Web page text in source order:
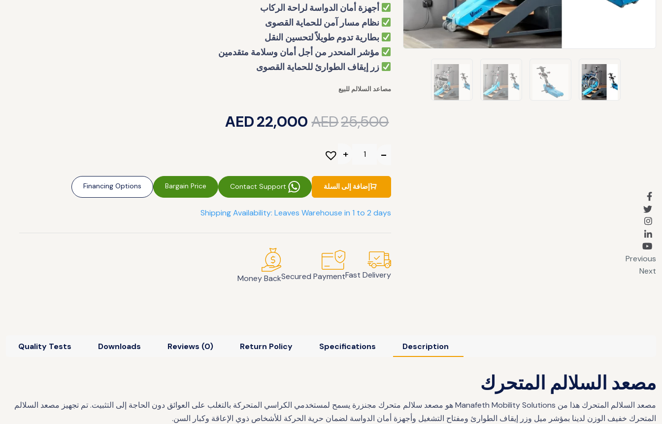
Previous
Next
AED25,500
AED22,000
أجهزة أمان الدواسة لراحة الركاب
نظام مسار آمن للحماية القصوى
بطارية تدوم طويلاً لتحسين النقل
مؤشر المنحدر من أجل أمان وسلامة متقدمين
زر إيقاف الطوارئ للحماية القصوى
مصاعد السلالم للبيع
إضافة إلى السلة Contact Support
Bargain Price
Financing Options
Shipping Availability: Leaves Warehouse in 1 to 2 days
Fast Delivery
Secured Payment
Money Back
Description
Specifications
Return Policy
Reviews (0)
Downloads
Quality Tests
مصعد السلالم المتحرك
مصعد السلالم المتحرك هذا من Manafeth Mobility Solutions هو مصعد سلالم متحرك مجنزرة يسمح لمستخدمي الكراسي المتحركة بالتغلب على العوائق دون الحاجة إلى التثبيت. تم تجهيز مصعد السلالم
المتحرك خفيف الوزن لدينا بمؤشر ميل وزر إيقاف الطوارئ ومفتاح التشغيل وأجهزة أمان الدواسة لضمان حرية الحركة للأشخاص ذوي الإعاقة وكبار السن.